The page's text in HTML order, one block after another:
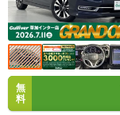
無
料